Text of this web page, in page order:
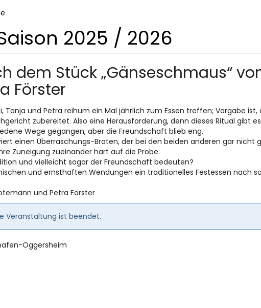
2025 / 2026
dem Stück „Gänseschmaus“
Förster
Tanja und Petra reihum ein Mal jährlich zum Essen treffen; Vorgabe
zubereitet. Also eine Herausforderung, denn dieses Ritual gibt
Wege gegangen, aber die Freundschaft blieb eng.
einen Überraschungs-Braten, der bei den beiden anderen gar
Zuneigung zueinander hart auf die Probe.
und vielleicht sogar der Freundschaft bedeuten?
und ernsthaften Wendungen ein traditionelles Festessen nach
und Petra Förster
Veranstaltung ist beendet.
Oggersheim